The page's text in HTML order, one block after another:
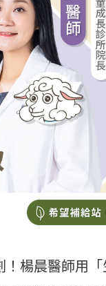
！楊晨醫師用「